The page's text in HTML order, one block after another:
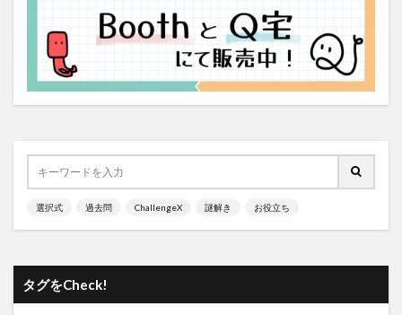
選択式 過去問 ChallengeX 謎解き お役立ち
タグをCheck!